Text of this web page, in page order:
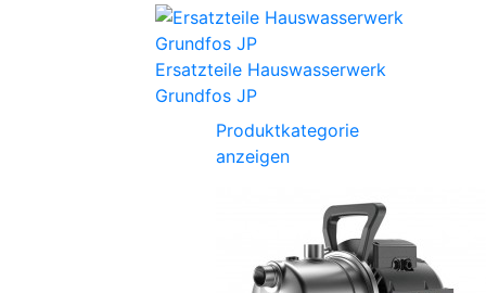
Ersatzteile Hauswasserwerk
Grundfos JP
Produktkategorie
anzeigen